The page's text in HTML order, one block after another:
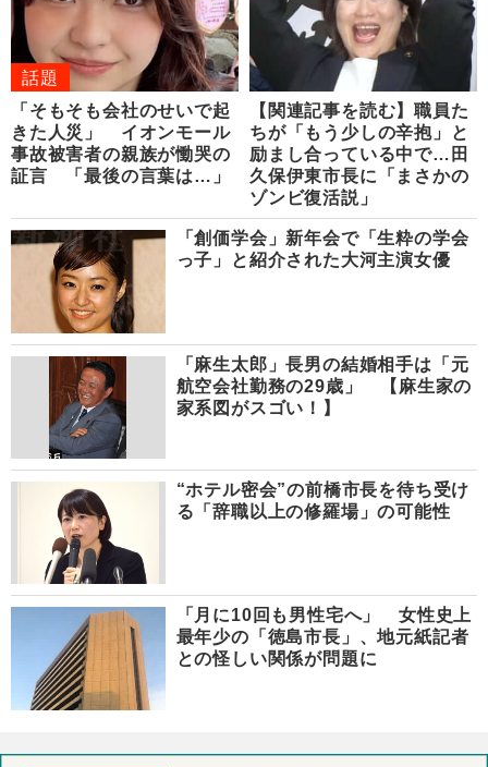
話題
「そもそも会社のせいで起
きた人災」 イオンモール
事故被害者の親族が慟哭の
証言 「最後の言葉は…」
【関連記事を読む】職員た
ちが「もう少しの辛抱」と
励まし合っている中で…田
久保伊東市長に「まさかの
ゾンビ復活説」
「創価学会」新年会で「生粋の学会
っ子」と紹介された大河主演女優
「麻生太郎」長男の結婚相手は「元
航空会社勤務の29歳」 【麻生家の
家系図がスゴい！】
“ホテル密会”の前橋市長を待ち受け
る「辞職以上の修羅場」の可能性
「月に10回も男性宅へ」 女性史上
最年少の「徳島市長」、地元紙記者
との怪しい関係が問題に